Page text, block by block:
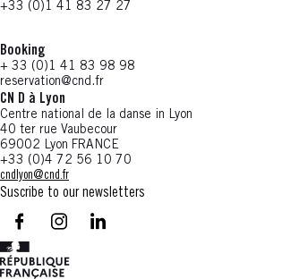
+33 (0)1 41 83 27 27
Booking
+ 33 (0)1 41 83 98 98
reservation@cnd.fr
CN D à Lyon
Centre national de la danse in Lyon
40 ter rue Vaubecour
69002 Lyon FRANCE
+33 (0)4 72 56 10 70
cndlyon@cnd.fr
Suscribe to our newsletters
facebook - CN D - Nouvelle fenêtre
instagram - CN D - Nouvelle fenêtre
LinkedIn - CN D - Nouvelle fenêtre